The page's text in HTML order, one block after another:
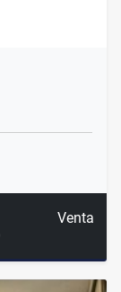
Venta